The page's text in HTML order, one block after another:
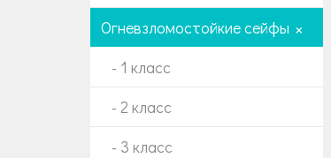
Огневзломостойкие сейфы +
- 1 класс
- 2 класс
- 3 класс